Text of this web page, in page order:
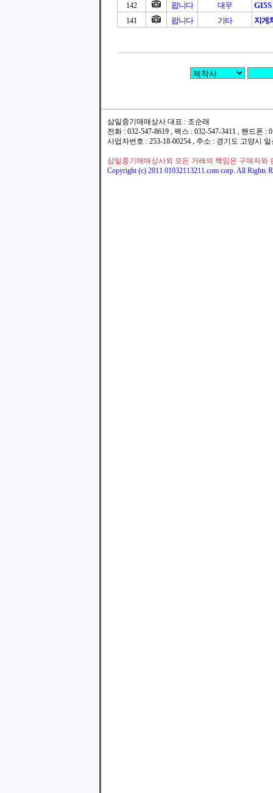
142 팝니다 대우 G15S
141 팝니다 기타 지게
삼일중기매매상사 대표 : 조순래
전화 : 032-547-8619 , 팩스 : 032-547-3411 , 핸드폰
사업자번호 : 253-18-00254 , 주소 : 경기도 고양시
삼일중기매매상사외 모든 거래의 책임은 구매자와
Copyright (c) 2011 01032113211.com corp. All Rights